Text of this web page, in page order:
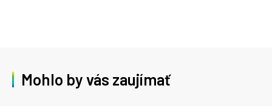
Mohlo by vás zaujímať